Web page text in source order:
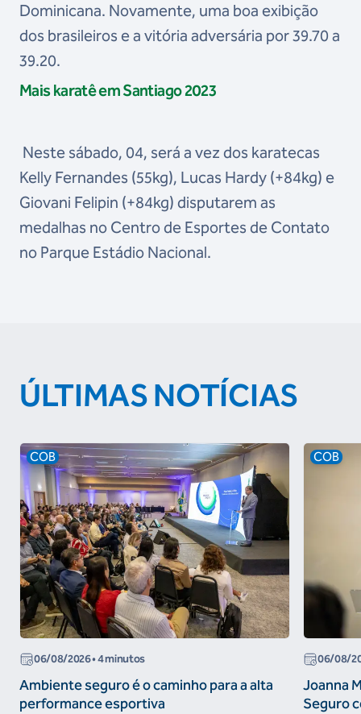
Dominicana. Novamente, uma boa exibição
dos brasileiros e a vitória adversária por 39.70 a
39.20.
Mais karatê em Santiago 2023
Neste sábado, 04, será a vez dos karatecas
Kelly Fernandes (55kg), Lucas Hardy (+84kg) e
Giovani Felipin (+84kg) disputarem as
medalhas no Centro de Esportes de Contato
no Parque Estádio Nacional.
ÚLTIMAS NOTÍCIAS
COB
06/08/2026• 4 minutos
Ambiente seguro é o caminho para a alta
performance esportiva
COB
06/08/
Joanna
Seguro